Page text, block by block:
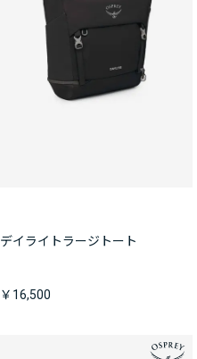
デイライトラージトート
￥16,500